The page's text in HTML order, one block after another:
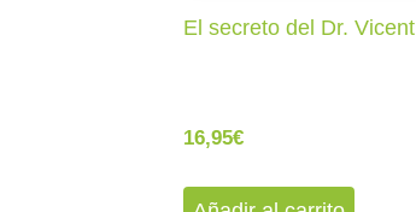
El secreto del Dr. Vicent
16,95€